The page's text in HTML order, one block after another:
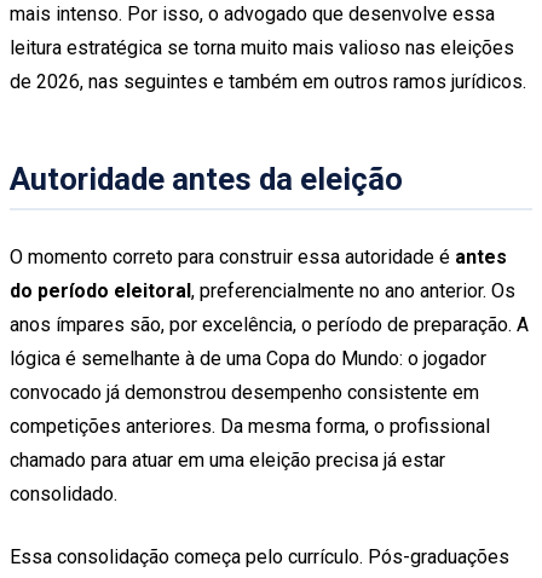
mais intenso. Por isso, o advogado que desenvolve essa
leitura estratégica se torna muito mais valioso nas eleições
de 2026, nas seguintes e também em outros ramos jurídicos.
Autoridade antes da eleição
O momento correto para construir essa autoridade é antes
do período eleitoral , preferencialmente no ano anterior. Os
anos ímpares são, por excelência, o período de preparação. A
lógica é semelhante à de uma Copa do Mundo: o jogador
convocado já demonstrou desempenho consistente em
competições anteriores. Da mesma forma, o profissional
chamado para atuar em uma eleição precisa já estar
consolidado.
Essa consolidação começa pelo currículo. Pós-graduações